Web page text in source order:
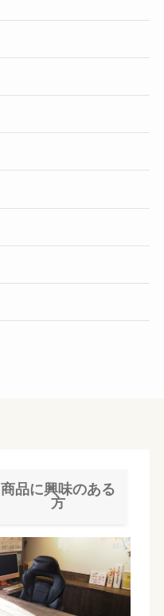
商品に興味のある
方